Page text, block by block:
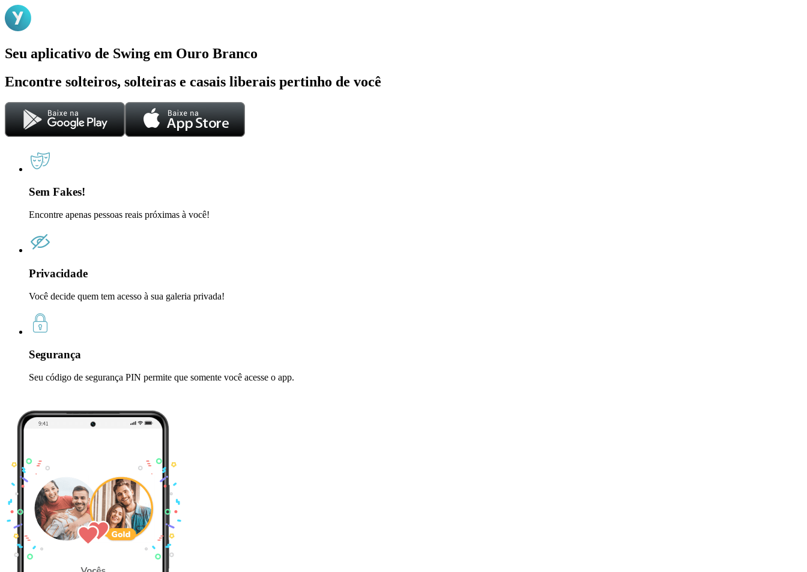
Seu aplicativo de Swing em Ouro Branco
Encontre solteiros, solteiras e casais liberais pertinho de você
Sem Fakes!
Encontre apenas pessoas reais próximas à você!
Privacidade
Você decide quem tem acesso à sua galeria privada!
Segurança
Seu código de segurança PIN permite que somente você acesse o app.